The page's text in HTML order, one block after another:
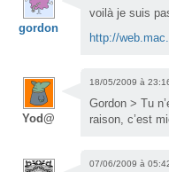
gordon
voilà je suis
http://
Yod@
18/05/2009 à
Gordon > Tu
raison, c’est
07/06/2009 à